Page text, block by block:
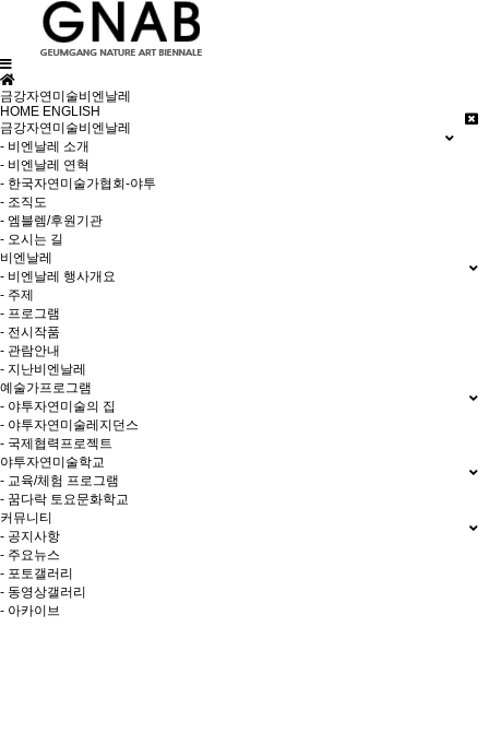
금강자연미술비엔날레
HOME ENGLISH
금강자연미술비엔날레
- 비엔날레 소개
- 비엔날레 연혁
- 한국자연미술가협회-야투
- 조직도
- 엠블렘/후원기관
- 오시는 길
비엔날레
- 비엔날레 행사개요
- 주제
- 프로그램
- 전시작품
- 관람안내
- 지난비엔날레
예술가프로그램
- 야투자연미술의 집
- 야투자연미술레지던스
- 국제협력프로젝트
야투자연미술학교
- 교육/체험 프로그램
- 꿈다락 토요문화학교
커뮤니티
- 공지사항
- 주요뉴스
- 포토갤러리
- 동영상갤러리
- 아카이브